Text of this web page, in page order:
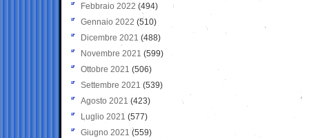
Febbraio 2022 (494)
Gennaio 2022 (510)
Dicembre 2021 (488)
Novembre 2021 (599)
Ottobre 2021 (506)
Settembre 2021 (539)
Agosto 2021 (423)
Luglio 2021 (577)
Giugno 2021(559)